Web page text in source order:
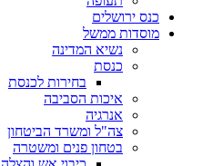
כנס ירושלים
מוסדות ממשל
נשיא המדינה
כנסת
בחירות לכנסת
איכות הסביבה
אנרגיה
צה"ל ומשרד הביטחון
בטחון פנים ומשטרה